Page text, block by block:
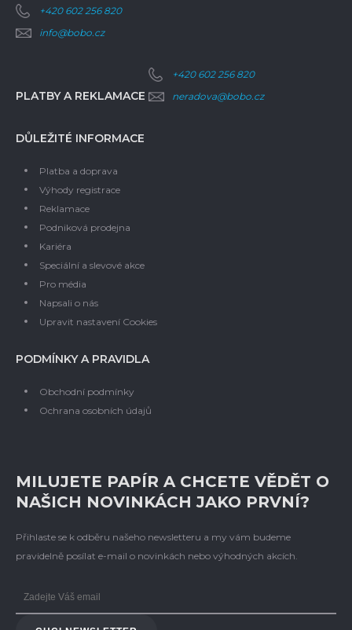
+420 602 256 820
info@bobo.cz
PLATBY A REKLAMACE
+420 602 256 820
neradova@bobo.cz
DŮLEŽITÉ INFORMACE
Platba a doprava
Výhody registrace
Reklamace
Podniková prodejna
Kariéra
Speciální a slevové akce
Pro média
Napsali o nás
Upravit nastavení Cookies
PODMÍNKY A PRAVIDLA
Obchodní podmínky
Ochrana osobních údajů
MILUJETE PAPÍR A CHCETE VĚDĚT O
NAŠICH NOVINKÁCH JAKO PRVNÍ?
Přihlaste se k odběru našeho newsletteru a my vám budeme
pravidelně posílat e-mail o novinkách nebo výhodných akcích.